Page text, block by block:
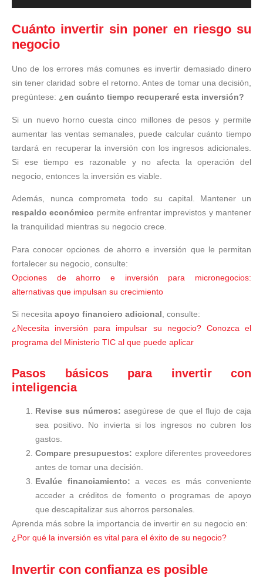
Cuánto invertir sin poner en riesgo su
negocio
Uno de los errores más comunes es invertir demasiado dinero
sin tener claridad sobre el retorno. Antes de tomar una decisión,
pregúntese: ¿en cuánto tiempo recuperaré esta inversión?
Si un nuevo horno cuesta cinco millones de pesos y permite
aumentar las ventas semanales, puede calcular cuánto tiempo
tardará en recuperar la inversión con los ingresos adicionales.
Si ese tiempo es razonable y no afecta la operación del
negocio, entonces la inversión es viable.
Además, nunca comprometa todo su capital. Mantener un
respaldo económico permite enfrentar imprevistos y mantener
la tranquilidad mientras su negocio crece.
Para conocer opciones de ahorro e inversión que le permitan
fortalecer su negocio, consulte:
Opciones de ahorro e inversión para micronegocios:
alternativas que impulsan su crecimiento
Si necesita apoyo financiero adicional , consulte:
¿Necesita inversión para impulsar su negocio? Conozca el
programa del Ministerio TIC al que puede aplicar
Pasos básicos para invertir con
inteligencia
Revise sus números: asegúrese de que el flujo de caja
sea positivo. No invierta si los ingresos no cubren los
gastos.
Compare presupuestos: explore diferentes proveedores
antes de tomar una decisión.
Evalúe financiamiento: a veces es más conveniente
acceder a créditos de fomento o programas de apoyo
que descapitalizar sus ahorros personales.
Aprenda más sobre la importancia de invertir en su negocio en:
¿Por qué la inversión es vital para el éxito de su negocio?
Invertir con confianza es posible